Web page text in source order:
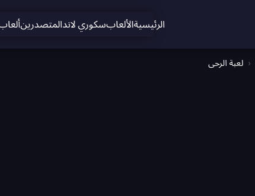
الرئيسيةالألعابسكوري لاندالمتصدرين
› لعبة الرحى